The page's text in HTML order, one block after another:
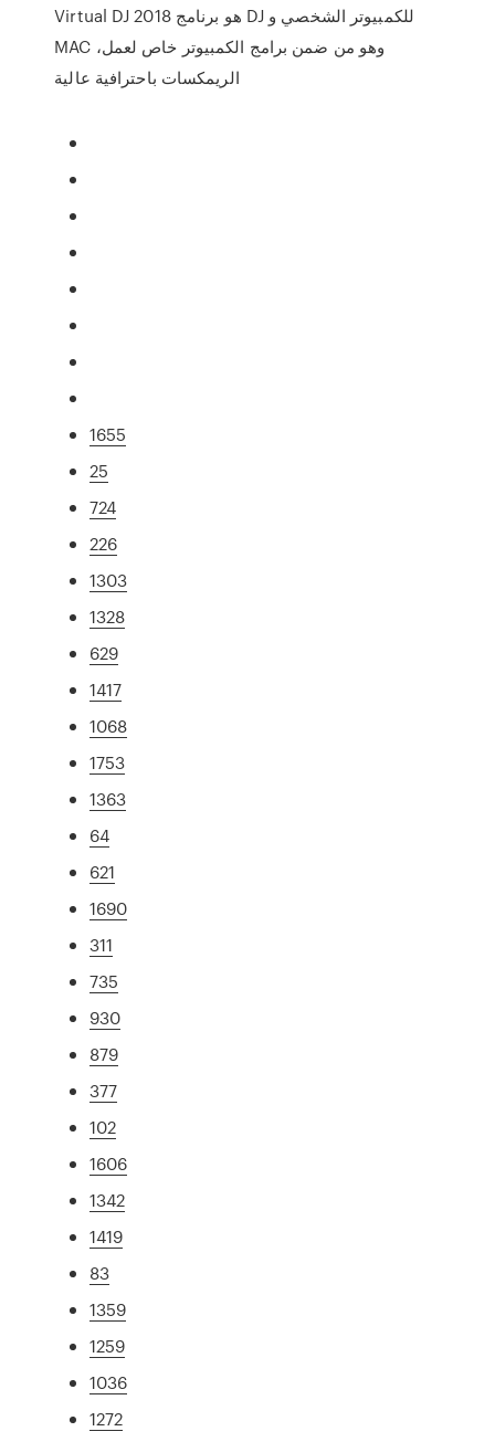
Virtual DJ 2018 هو برنامج DJ للكمبيوتر الشخصي و
MAC ،وهو من ضمن برامج الكمبيوتر خاص لعمل
الريمكسات باحترافية عالية
1655
25
724
226
1303
1328
629
1417
1068
1753
1363
64
621
1690
311
735
930
879
377
102
1606
1342
1419
83
1359
1259
1036
1272